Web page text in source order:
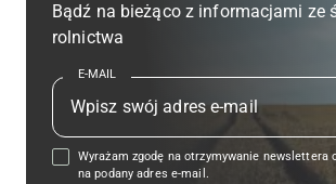
Bądź na bieżąco z informacjami ze
rolnictwa
E-MAIL
Wyrażam zgodę na otrzymywanie newslettera
na podany adres e-mail.